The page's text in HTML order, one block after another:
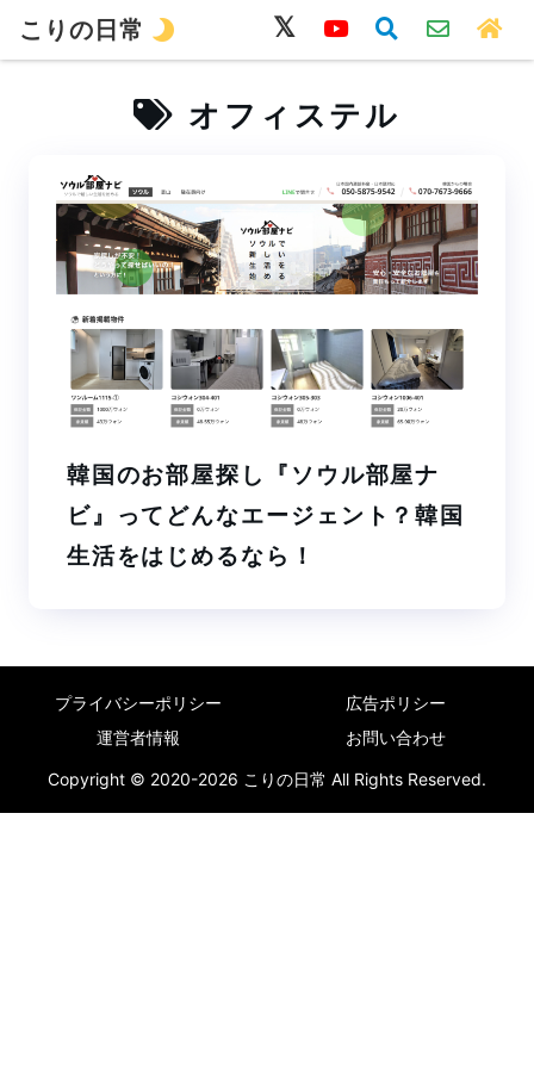
韓国語 旅行 留学 ワーホリ 生活
オフィステル
韓国のお部屋探し『ソウル部屋ナ
ビ』ってどんなエージェント？韓国
生活をはじめるなら！
プライバシーポリシー
広告ポリシー
運営者情報
お問い合わせ
Copyright © 2020-2026 こりの日常 All Rights Reserved.
こりの日常